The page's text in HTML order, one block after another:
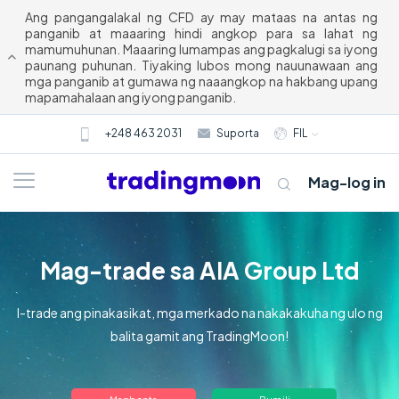
Ang pangangalakal ng CFD ay may mataas na antas ng
panganib at maaaring hindi angkop para sa lahat ng
mamumuhunan. Maaaring lumampas ang pagkalugi sa iyong
paunang puhunan. Tiyaking lubos mong nauunawaan ang
mga panganib at gumawa ng naaangkop na hakbang upang
mapamahalaan ang iyong panganib.
+248 463 2031 Suporta FIL
Mag-log in
Mag-trade sa AIA Group Ltd
I-trade ang pinakasikat, mga merkado na nakakakuha ng ulo ng
balita gamit ang TradingMoon!